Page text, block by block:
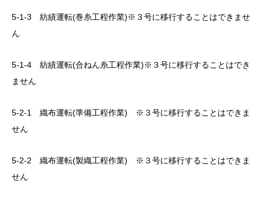
5-1-3 紡績運転(巻糸工程作業)※３号に移行することはできませ
ん
5-1-4 紡績運転(合ねん糸工程作業)※３号に移行することはでき
ません
5-2-1 織布運転(準備工程作業) ※３号に移行することはできま
せん
5-2-2 織布運転(製織工程作業) ※３号に移行することはできま
せん